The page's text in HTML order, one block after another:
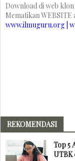
Download di web
Mematikan WEBSITE
www.ilmuguru.org |
REKOMENDASI
Top 5
UTBK